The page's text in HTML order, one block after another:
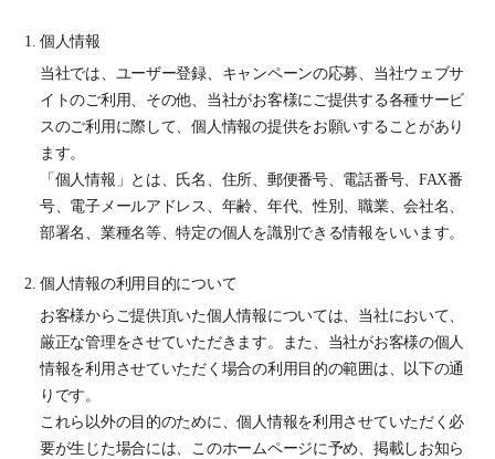
個人情報
当社では、ユーザー登録、キャンペーンの応募、当社ウェブサ
イトのご利用、その他、当社がお客様にご提供する各種サービ
スのご利用に際して、個人情報の提供をお願いすることがあり
ます。
「個人情報」とは、氏名、住所、郵便番号、電話番号、FAX番
号、電子メールアドレス、年齢、年代、性別、職業、会社名、
部署名、業種名等、特定の個人を識別できる情報をいいます。
個人情報の利用目的について
お客様からご提供頂いた個人情報については、当社において、
厳正な管理をさせていただきます。また、当社がお客様の個人
情報を利用させていただく場合の利用目的の範囲は、以下の通
りです。
これら以外の目的のために、個人情報を利用させていただく必
要が生じた場合には、このホームページに予め、掲載しお知ら